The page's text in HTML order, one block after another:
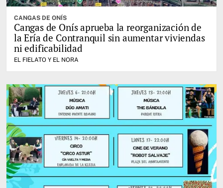
CANGAS DE ONÍS
Cangas de Onís aprueba la reorganización de
la Ería de Contranquil sin aumentar viviendas
ni edificabilidad
EL FIELATO Y EL NORA